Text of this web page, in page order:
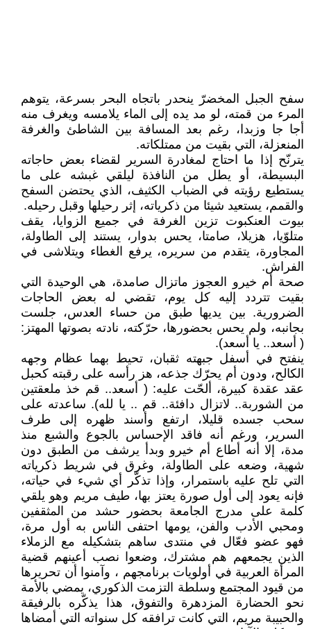
سفح الجبل المخضرّ ينحدر باتجاه البحر بسرعة، يتوهم
المرء من قمته، لو مد يده إلى الماء يلامسه ويغرف منه
أجا جا وزبدا، رغم بعد المسافة بين الشاطئ والغرفة
المنعزلة، التي بقيت من ممتلكاته.
يترنّح إذا ما احتاج لمغادرة السرير لقضاء بعض حاجاته
البسيطة، أو يطل من النافذة ليلقي غبشه على ما
يستطيع رؤيته في الضباب الكثيف، الذي يحتضن السفح
والقمم، يستعيد شيئا من ذكرياته، إثر رحيلها وقبل رحيله.
بيوت العنكبوت تزين الغرفة في جميع الزوايا، يقف
متلوّيا، هزيلا، صامتا، يحس بدوار، يستند إلى الطاولة،
المجاورة، يتقدم من سريره، يرفع الغطاء ويتلاشى في
الفراش.
صحة أم خيرو العجوز ماتزال صامدة، هي الوحيدة التي
بقيت تتردد إليه كل يوم، تقضي له بعض الحاجات
الضرورية. بين يديها طبق من حساء العدس، جلست
بجانبه، ولم يحس بحضورها، حرّكته، نادته بصوتها المهتز:
( أسعد.. يا أسعد).
ينفتح في أسفل جبهته ثقبان، تحيط بهما عظام وجهه
الكالح، ودون أم يحرّك جذعه، هز رأسه على رقبته كحبل
عقد عقدة كبيرة، ألحّت عليه: ( أسعد.. قم خذ ملعقتين
من الشوربة.. لاتزال دافئة.. قم .. يا لله). ساعدته على
سحب جسده قليلا، ارتفع وأسند ظهره إلى طرف
السرير، ورغم أنه فاقد الإحساس بالجوع والشبع منذ
مدة، إلا أنه أطاع أم خيرو وبدأ يرشف من الطبق دون
شهية، وضعه على الطاولة، وغرق في شريط ذكرياته
التي تلح عليه باستمرار، وإذا تذكّر أي شيء في حياته،
فإنه يعود إلى أول صورة يعتز بها، طيف مريم وهو يلقي
كلمة على مدرج الجامعة بحضور حشد من المثقفين
ومحبي الأدب والفن، يومها احتفى الناس به أول مرة،
فهو عضو فعّال في منتدى ساهم بتشكيله مع الزملاء
الذين يجمعهم هم مشترك، وضعوا نصب أعينهم قضية
المرأة العربية في أولويات برنامجهم ، وآمنوا أن تحريرها
من قيود المجتمع وسلطة التزمت الذكوري، يمضي بالأمة
نحو الحضارة المزدهرة والتفوق، هذا يذكّره بالرفيقة
والحبيبة مريم، التي كانت ترافقه كل سنواته التي أمضاها